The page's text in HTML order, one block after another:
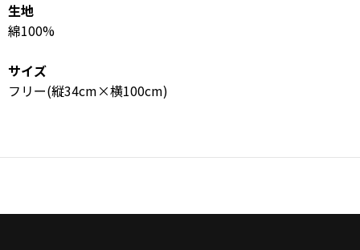
生地
綿100%
サイズ
フリー(縦34cm×横100cm)